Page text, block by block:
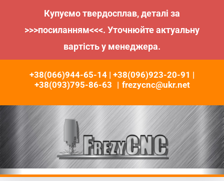
Купуємо твердосплав, деталі за
>>>посиланням<<<. Уточнюйте актуальну
вартість у менеджера.
+38(066)944-65-14 | +38(096)923-20-91 |
+38(093)795-86-63 | frezycnc@ukr.net